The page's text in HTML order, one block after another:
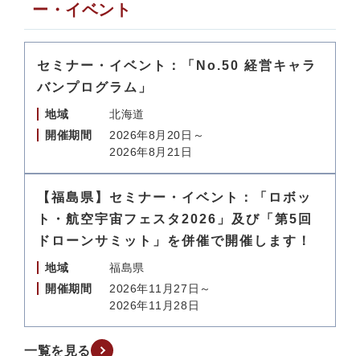
ー・イベント
セミナー・イベント：「No.50 経営キャラ
バンプログラム」
地域
北海道
開催期間
2026年8月20日～
2026年8月21日
【福島県】セミナー・イベント：「ロボッ
ト・航空宇宙フェスタ2026」及び「第5回
ドローンサミット」を併催で開催します！
地域
福島県
開催期間
2026年11月27日～
2026年11月28日
一覧を見る